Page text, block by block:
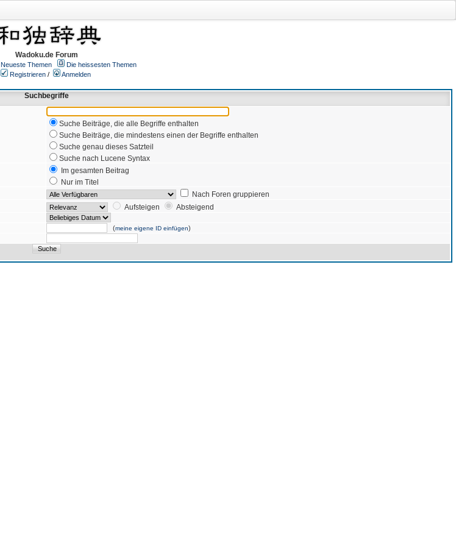
Wadoku.de Forum
Neueste Themen
Die heissesten Themen
Registrieren /
Anmelden
Suchbegriffe
Suche Beiträge, die alle Begriffe enthalten
Suche Beiträge, die mindestens einen der Begriffe enthalten
Suche genau dieses Satzteil
Suche nach Lucene Syntax
Im gesamten Beitrag
Nur im Titel
Nach Foren gruppieren
Aufsteigen
Absteigend
(meine eigene ID einfügen)